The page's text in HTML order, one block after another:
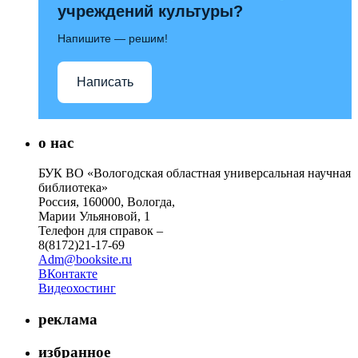
учреждений культуры?
Напишите — решим!
Написать
о нас
БУК ВО «Вологодская областная универсальная научная
библиотека»
Россия, 160000, Вологда,
Марии Ульяновой, 1
Телефон для справок –
8(8172)21-17-69
Adm@booksite.ru
ВКонтакте
Видеохостинг
реклама
избранное